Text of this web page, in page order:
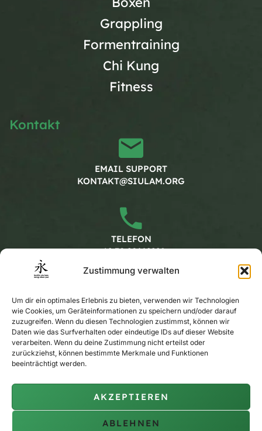
Zustimmung verwalten
Um dir ein optimales Erlebnis zu bieten, verwenden wir Technologien
wie Cookies, um Geräteinformationen zu speichern und/oder darauf
zuzugreifen. Wenn du diesen Technologien zustimmst, können wir
Daten wie das Surfverhalten oder eindeutige IDs auf dieser Website
verarbeiten. Wenn du deine Zustimmung nicht erteilst oder
zurückziehst, können bestimmte Merkmale und Funktionen
beeinträchtigt werden.
AKZEPTIEREN
ABLEHNEN
Grappling
Formentraining
Chi Kung
Fitness
Kontakt
EMAIL SUPPORT
KONTAKT@SIULAM.ORG
TELEFON
+49 30 20662228
MONTAG - FREITAG
KALENDER
PRIVAT-TRAINING